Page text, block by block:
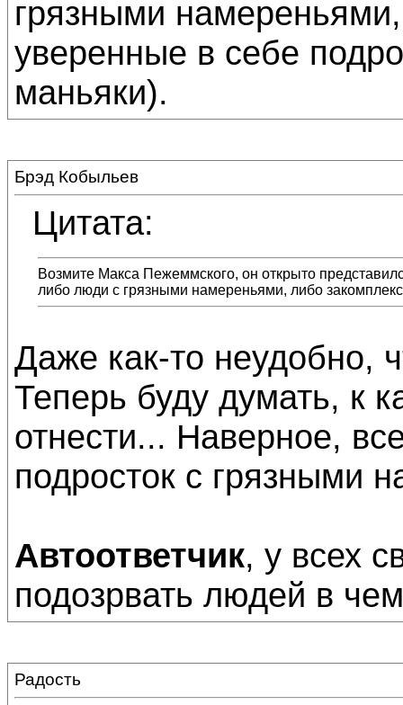
грязными
уверенные в себе
маньяки).
Брэд Кобыльев
Цитата:
Возмите Макса Пежеммского, он открыто
либо люди с грязными намереньями, либо
Даже как-то неудобно,
Теперь буду думать, к
отнести... Наверное,
подросток с грязными
Автоответчик, у всех
подозрвать людей в
Радость